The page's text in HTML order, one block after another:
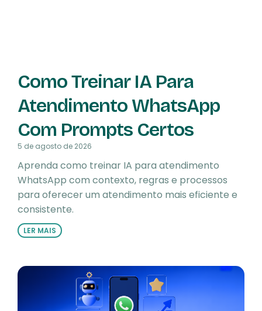
Como Treinar IA Para
Atendimento WhatsApp
Com Prompts Certos
5 de agosto de 2026
Aprenda como treinar IA para atendimento
WhatsApp com contexto, regras e processos
para oferecer um atendimento mais eficiente e
consistente.
LER MAIS